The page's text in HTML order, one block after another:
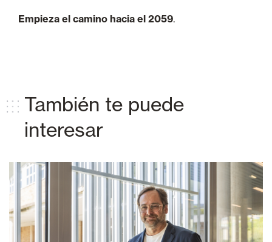
Empieza el camino hacia el 2059.
También te puede
interesar